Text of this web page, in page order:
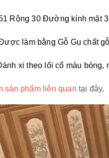
Rộng 30 Đường kính mặt
làm bằng Gỗ Gụ chất gỗ
xi theo lối cổ màu bóng,
sản phẩm liên quan tại đây.